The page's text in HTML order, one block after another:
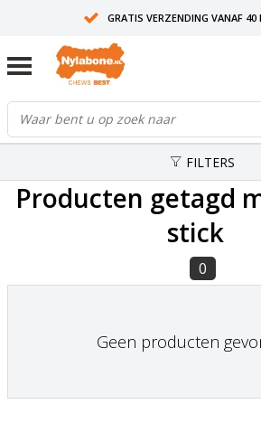
GRATIS VERZENDING VANAF 40
FILTERS
Producten getagd
stick
0
Geen producten